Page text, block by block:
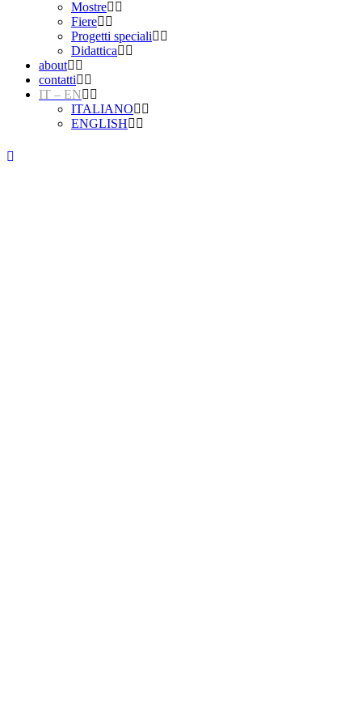
Mostre
Fiere
Progetti speciali
Didattica
about
contatti
IT – EN
ITALIANO
ENGLISH